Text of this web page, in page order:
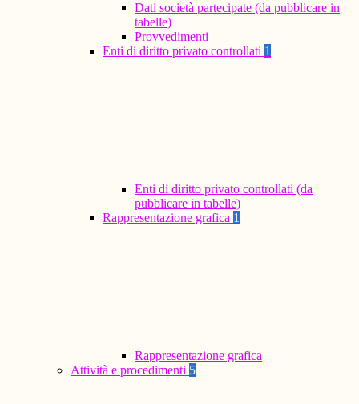
Dati società partecipate (da pubblicare in
tabelle)
Provvedimenti
Enti di diritto privato controllati 1
Enti di diritto privato controllati (da
pubblicare in tabelle)
Rappresentazione grafica 1
Rappresentazione grafica
Attività e procedimenti 5